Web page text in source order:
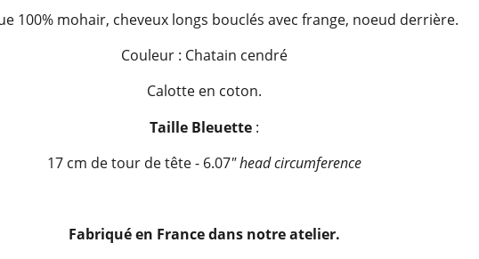
100% mohair, cheveux longs bouclés avec frange, noeud derrière.
Couleur : Chatain cendré
Calotte en coton.
Taille Bleuette :
17 cm de tour de tête - 6.07" head circumference
Fabriqué en France dans notre atelier.